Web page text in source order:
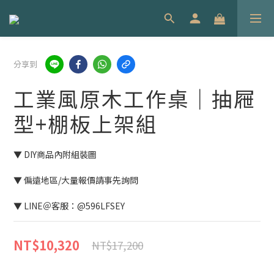
分享到
工業風原木工作桌｜抽屜
型+棚板上架組
▼ DIY商品內附組裝圖
▼ 偏遠地區/大量報價請事先詢問
▼ LINE＠客服：@596LFSEY
NT$17,200
NT$10,320